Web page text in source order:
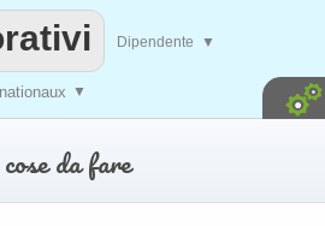
▼
Dipendente ▼
da fare